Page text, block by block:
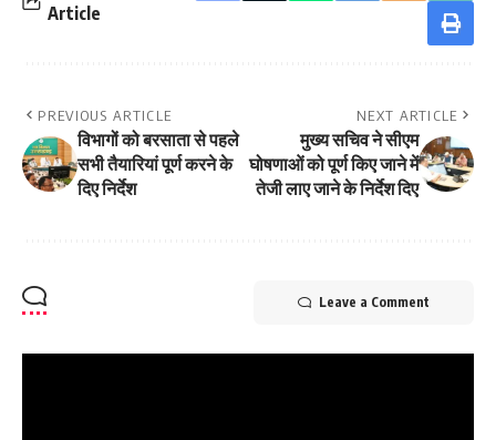
Article
PREVIOUS ARTICLE
विभागों को बरसाता से पहले
सभी तैयारियां पूर्ण करने के
दिए निर्देश
NEXT ARTICLE
मुख्य सचिव ने सीएम
घोषणाओं को पूर्ण किए जाने में
तेजी लाए जाने के निर्देश दिए
Leave a Comment